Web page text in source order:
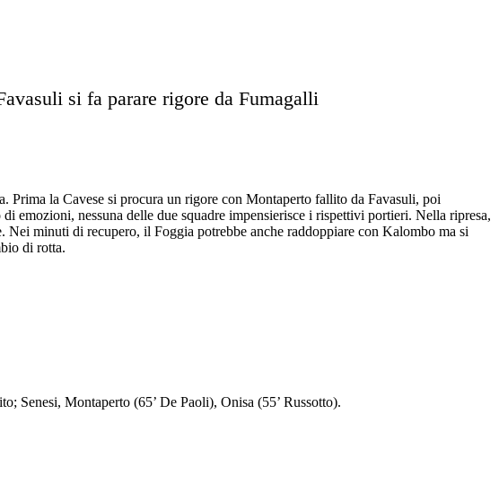
si fa parare rigore da Fumagalli
Prima la Cavese si procura un rigore con Montaperto fallito da Favasuli, poi
emozioni, nessuna delle due squadre impensierisce i rispettivi portieri. Nella ripresa,
minuti di recupero, il Foggia potrebbe anche raddoppiare con Kalombo ma si
di rotta.
Senesi, Montaperto (65’ De Paoli), Onisa (55’ Russotto).